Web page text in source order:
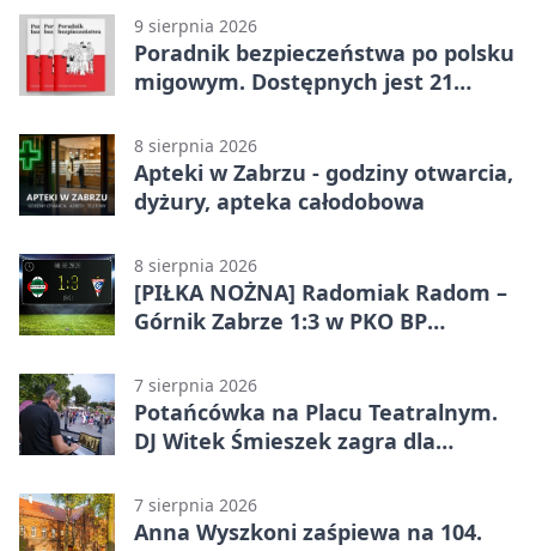
9 sierpnia 2026
Poradnik bezpieczeństwa po polsku
migowym. Dostępnych jest 21
8 sierpnia 2026
Apteki w Zabrzu - godziny otwarcia,
dyżury, apteka całodobowa
8 sierpnia 2026
[PIŁKA NOŻNA] Radomiak Radom –
Górnik Zabrze 1:3 w PKO BP
Federico dał zabrzanom zwycięstwo
7 sierpnia 2026
Potańcówka na Placu Teatralnym.
DJ Witek Śmieszek zagra dla
7 sierpnia 2026
Anna Wyszkoni zaśpiewa na 104.